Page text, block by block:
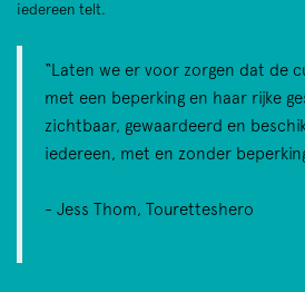
iedereen telt.
“Laten we er voor zorgen dat de
met een beperking en haar rijke
zichtbaar, gewaardeerd en
iedereen, met en zonder
- Jess Thom, Touretteshero